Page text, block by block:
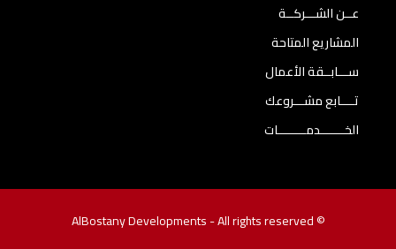
عــن الشـــركــة
المشاريع المتاحة
ســـابــقة الأعمال
تــــابع مشـــروعك
الخـــــــدمــــــــات
© AlBostany Developments - All rights reserved